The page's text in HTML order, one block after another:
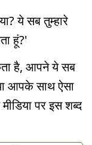
ये सब तुम्हारे
हूं?'
है, आपने ये सब
आपके साथ ऐसा
पर इस शब्द